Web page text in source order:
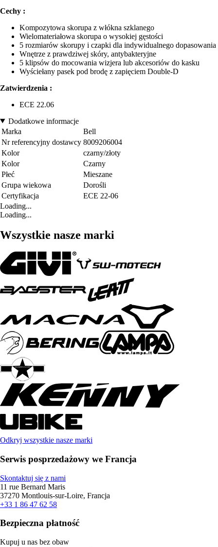
Cechy :
Kompozytowa skorupa z włókna szklanego
Wielomateriałowa skorupa o wysokiej gęstości
5 rozmiarów skorupy i czapki dla indywidualnego dopasowania
Wnętrze z prawdziwej skóry, antybakteryjne
5 klipsów do mocowania wizjera lub akcesoriów do kasku
Wyściełany pasek pod brodę z zapięciem Double-D
Zatwierdzenia :
ECE 22.06
Dodatkowe informacje
Marka
Bell
Nr referencyjny dostawcy 8009206004
Kolor
czarny/złoty
Kolor
Czarny
Płeć
Mieszane
Grupa wiekowa
Dorośli
Certyfikacja
ECE 22-06
Loading...
Loading...
Wszystkie nasze marki
Odkryj wszystkie nasze marki
Serwis posprzedażowy we Francja
Skontaktuj się z nami
11 rue Bernard Maris
37270 Montlouis-sur-Loire, Francja
+33 1 86 47 62 58
Bezpieczna płatność
Kupuj u nas bez obaw